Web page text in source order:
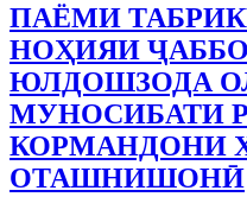
ПАЁМИ
НОҲИЯИ
ЮЛДОШЗОДА
МУНОСИБАТИ
КОРМАНДОНИ
ОТАШНИШОНӢ